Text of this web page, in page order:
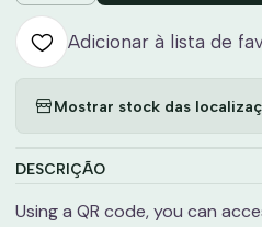
Adicionar à lista de
Mostrar stock das
DESCRIÇÃO
Using a QR code, you can